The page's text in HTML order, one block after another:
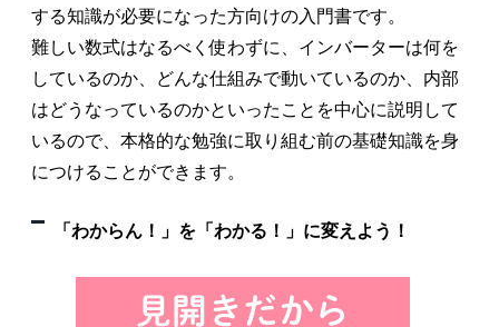
する知識が必要になった方向けの入門書です。
難しい数式はなるべく使わずに、インバーターは何を
しているのか、どんな仕組みで動いているのか、内部
はどうなっているのかといったことを中心に説明して
いるので、本格的な勉強に取り組む前の基礎知識を身
につけることができます。
「わからん！」を「わかる！」に変えよう！